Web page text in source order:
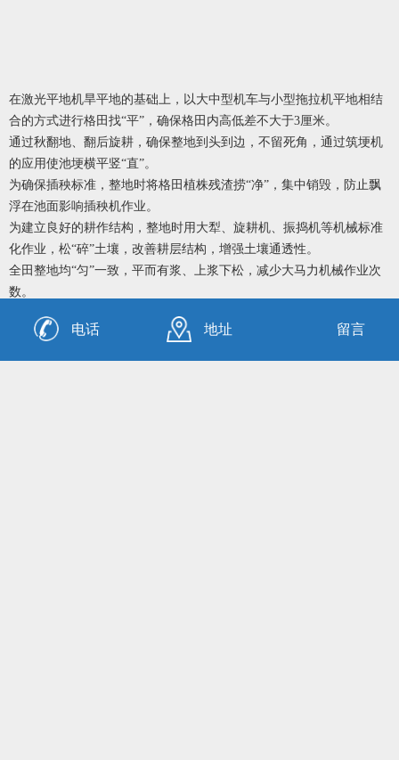
在激光平地机旱平地的基础上，以大中型机车与小型拖拉机平地相结
合的方式进行格田找“平”，确保格田内高低差不大于3厘米。
通过秋翻地、翻后旋耕，确保整地到头到边，不留死角，通过筑埂机
的应用使池埂横平竖“直”。
为确保插秧标准，整地时将格田植株残渣捞“净”，集中销毁，防止飘
浮在池面影响插秧机作业。
为建立良好的耕作结构，整地时用大犁、旋耕机、振捣机等机械标准
化作业，松“碎”土壤，改善耕层结构，增强土壤通透性。
全田整地均“匀”一致，平而有浆、上浆下松，减少大马力机械作业次
数。
米，确保翻地深度20厘米-22厘米，将秸秆全部扣入垡下，不留白茬，
电话 地址 留言